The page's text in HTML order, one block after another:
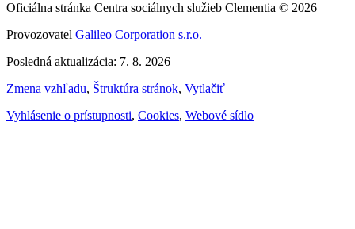
Oficiálna stránka Centra sociálnych služieb Clementia © 2026
Provozovatel Galileo Corporation s.r.o.
Posledná aktualizácia: 7. 8. 2026
Zmena vzhľadu, Štruktúra stránok, Vytlačiť
Vyhlásenie o prístupnosti, Cookies, Webové sídlo